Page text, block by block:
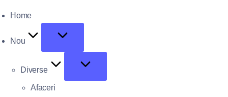
Home
Nou
Diverse
Afaceri